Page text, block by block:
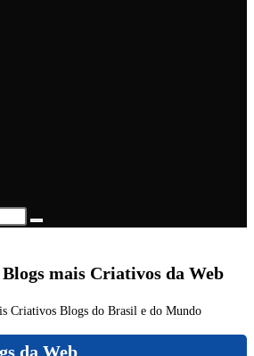
mais Criativos da Web
Criativos Blogs do Brasil e do Mundo
da Web